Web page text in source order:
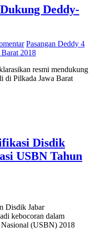
Deddy-
Pasangan Deddy 4
2018
resmi mendukung
di Pilkada Jawa Barat
Disdik
USBN Tahun
Disdik Jabar
kebocoran dalam
Nasional (USBN) 2018